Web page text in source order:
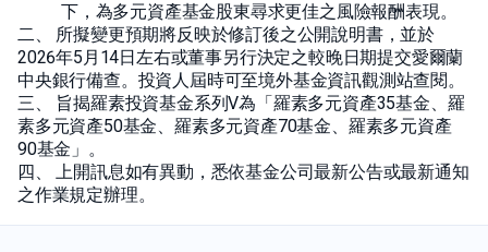
下，為多元資產基金股東尋求更佳之風險報酬表現。
二、 所擬變更預期將反映於修訂後之公開說明書，並於
2026年5月14日左右或董事另行決定之較晚日期提交愛爾蘭
中央銀行備查。投資人屆時可至境外基金資訊觀測站查閱。
三、 旨揭羅素投資基金系列V為「羅素多元資產35基金、羅
素多元資產50基金、羅素多元資產70基金、羅素多元資產
90基金」。
四、 上開訊息如有異動，悉依基金公司最新公告或最新通知
之作業規定辦理。